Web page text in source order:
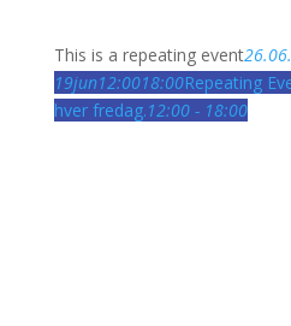
This is a repeating event
19jun12:0018:00Repeating
hver fredag.12:00 - 18:00